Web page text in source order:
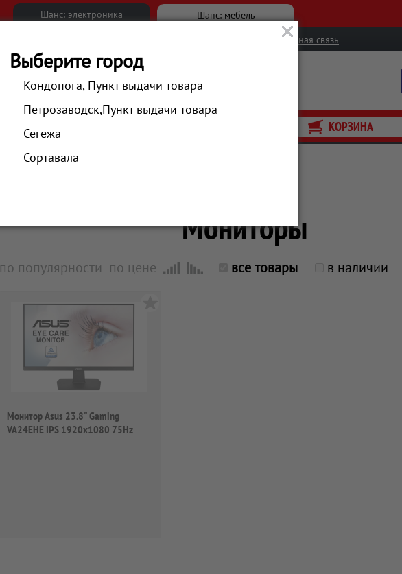
Шанс: электроника Шанс: мебель
Обратная связь
АКЦИИ КОРЗИНА
Мониторы
по популярности по цене все товары в наличии
Монитор Asus 23.8" Gaming
VA24EHE IPS 1920x1080 75Hz
Выберите город
Кондопога, Пункт выдачи товара
Петрозаводск,Пункт выдачи товара
Сегежа
Сортавала